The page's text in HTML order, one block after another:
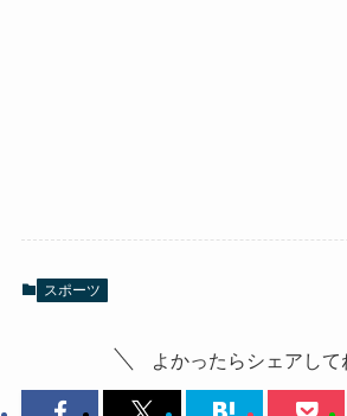
スポーツ
よかったらシェアして